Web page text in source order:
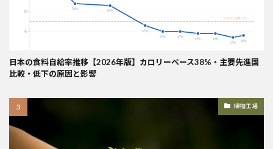
日本の食料自給率推移【2026年版】カロリーベース38%・主要先進国
比較・低下の原因と影響
植物工場